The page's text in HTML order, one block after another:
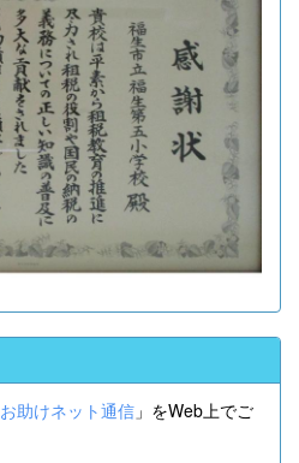
お助けネット通信 」をWeb上でご